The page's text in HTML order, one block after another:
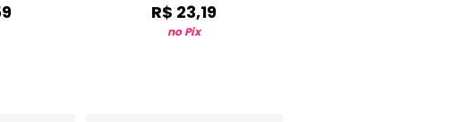
R$ 23,19
no Pix